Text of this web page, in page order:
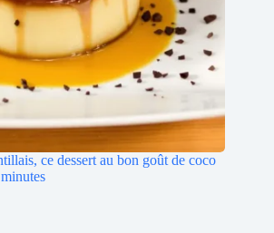
ce dessert au bon goût de coco